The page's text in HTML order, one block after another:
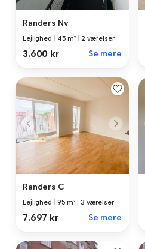
Randers Nv
Lejlighed 45 m² 2 værelser
3.600 kr Se mere
Randers C
Lejlighed 95 m² 3 værelser
7.697 kr Se mere